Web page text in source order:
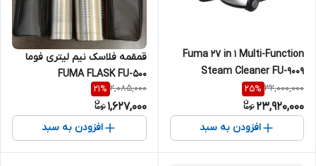
Fuma 27 in 1 Multi-Function
Steam Cleaner FU-9009
32,000,000
25%
23,920,000
افزودن به سبد
قمقمه فلاسک نیم لیتری فوما
FUMA FLASK FU-500
2,085,000
21%
1,627,000
افزودن به سبد